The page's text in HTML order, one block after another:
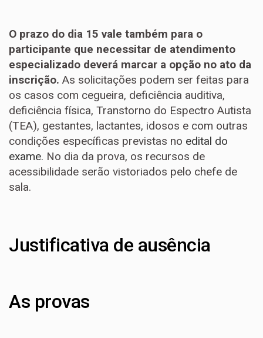
O prazo do dia 15 vale também para o
participante que necessitar de atendimento
especializado deverá marcar a opção no ato da
inscrição. As solicitações podem ser feitas para
os casos com cegueira, deficiência auditiva,
deficiência física, Transtorno do Espectro Autista
(TEA), gestantes, lactantes, idosos e com outras
condições específicas previstas no edital do
exame. No dia da prova, os recursos de
acessibilidade serão vistoriados pelo chefe de
sala.
Justificativa de ausência
As provas